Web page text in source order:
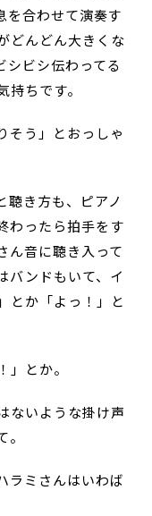
を合わせて演奏す
どんどん大きくな
シビシ伝わってる
ちです。
う」とおっしゃ
聴き方も、ピアノ
わったら拍手をす
ん音に聴き入って
バンドもいて、イ
とか「よっ！」と
とか。
ないような掛け声
ミさんはいわば